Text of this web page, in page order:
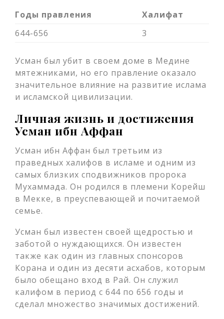
Годы правления
Халифат
644-656
3
Усман был убит в своем доме в Медине
мятежниками, но его правление оказало
значительное влияние на развитие ислама
и исламской цивилизации.
Личная жизнь и достижения
Усман ибн Аффан
Усман ибн Аффан был третьим из
праведных халифов в исламе и одним из
самых близких сподвижников пророка
Мухаммада. Он родился в племени Корейш
в Мекке, в преуспевающей и почитаемой
семье.
Усман был известен своей щедростью и
заботой о нуждающихся. Он известен
также как один из главных спонсоров
Корана и один из десяти асхабов, которым
было обещано вход в Рай. Он служил
калифом в период с 644 по 656 годы и
сделал множество значимых достижений.